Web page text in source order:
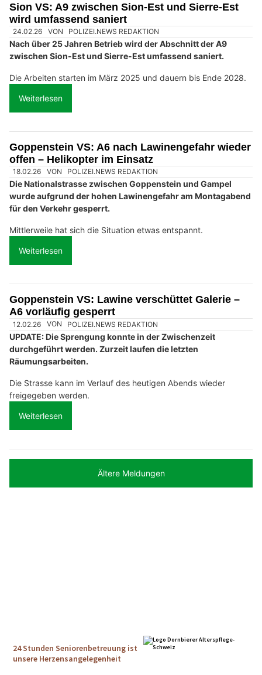
Sion VS: A9 zwischen Sion-Est und Sierre-Est
wird umfassend saniert
24.02.26 VON POLIZEI.NEWS REDAKTION
Nach über 25 Jahren Betrieb wird der Abschnitt der A9
zwischen Sion-Est und Sierre-Est umfassend saniert.
Die Arbeiten starten im März 2025 und dauern bis Ende 2028.
Weiterlesen
Goppenstein VS: A6 nach Lawinengefahr wieder
offen – Helikopter im Einsatz
18.02.26 VON POLIZEI.NEWS REDAKTION
Die Nationalstrasse zwischen Goppenstein und Gampel
wurde aufgrund der hohen Lawinengefahr am Montagabend
für den Verkehr gesperrt.
Mittlerweile hat sich die Situation etwas entspannt.
Weiterlesen
Goppenstein VS: Lawine verschüttet Galerie –
A6 vorläufig gesperrt
12.02.26 VON POLIZEI.NEWS REDAKTION
UPDATE: Die Sprengung konnte in der Zwischenzeit
durchgeführt werden. Zurzeit laufen die letzten
Räumungsarbeiten.
Die Strasse kann im Verlauf des heutigen Abends wieder
freigegeben werden.
Weiterlesen
Ältere Meldungen